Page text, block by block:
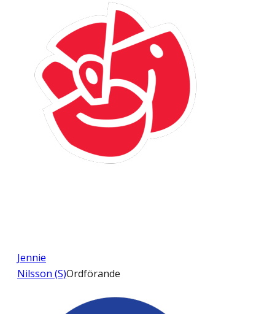
Jennie
Nilsson (S)Ordförande